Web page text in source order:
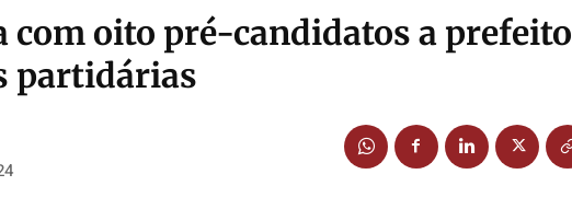
oito pré-candidatos a prefeito
partidárias